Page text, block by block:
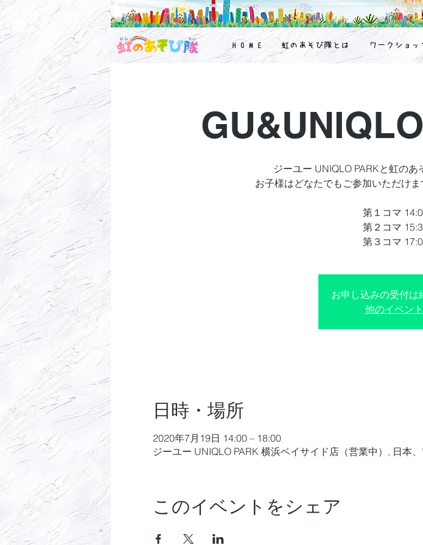
H O M E 虹のあそび隊とは ワークショッ
ジーユー UNIQLO PARKと虹のあ
お子様はどなたでもご参加いただけ
第１コマ
第２コマ
第３コマ
お申し込みの受付は
他のイベン
日時・場所
2020年7月19日 14:00 – 18:00
ジーユー UNIQLO PARK 横浜ベイサイド店（営業中）, 日本
このイベントをシェア